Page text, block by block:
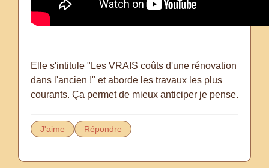
Elle s'intitule "Les VRAIS coûts d'une rénovation
dans l'ancien !" et aborde les travaux les plus
courants. Ça permet de mieux anticiper je pense.
J'aime Répondre